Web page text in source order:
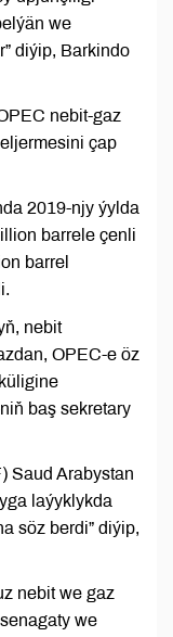
we
diýip, Barkindo
nebit-gaz
çap
2019-njy ýylda
barrele çenli
barrel
nebit
OPEC-e öz
baş sekretary
Saud Arabystan
laýyklykda
söz berdi” diýip,
nebit we gaz
we